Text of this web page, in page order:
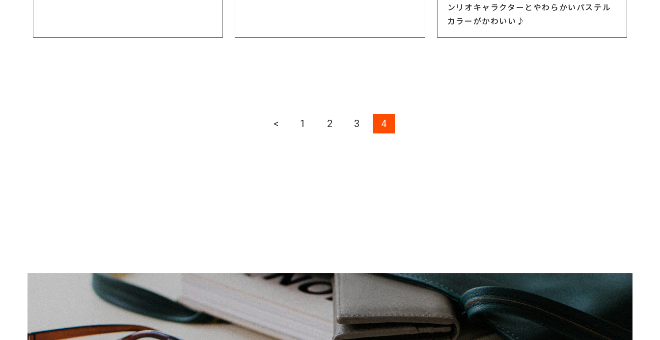
ンリオキャラクターとやわらかいパステル
カラーがかわいい♪
< 1 2 3 4